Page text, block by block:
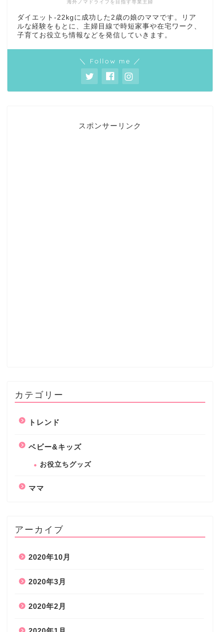
海外ノマドライフを目指す専業主婦
ダイエット-22kgに成功した2歳の娘のママです。リア
ルな経験をもとに、主婦目線で時短家事や在宅ワーク、
子育てお役立ち情報などを発信していきます。
＼ Follow me ／
スポンサーリンク
カテゴリー
トレンド
ベビー&キッズ
お役立ちグッズ
ママ
アーカイブ
2020年10月
2020年3月
2020年2月